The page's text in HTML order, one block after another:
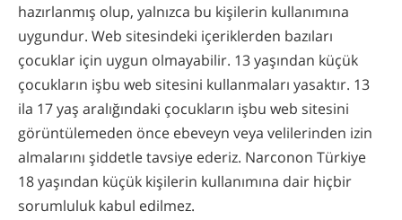
hazırlanmış olup, yalnızca bu kişilerin kullanımına
uygundur. Web sitesindeki içeriklerden bazıları
çocuklar için uygun olmayabilir. 13 yaşından küçük
çocukların işbu web sitesini kullanmaları yasaktır. 13
ila 17 yaş aralığındaki çocukların işbu web sitesini
görüntülemeden önce ebeveyn veya velilerinden izin
almalarını şiddetle tavsiye ederiz. Narconon Türkiye
18 yaşından küçük kişilerin kullanımına dair hiçbir
sorumluluk kabul edilmez.